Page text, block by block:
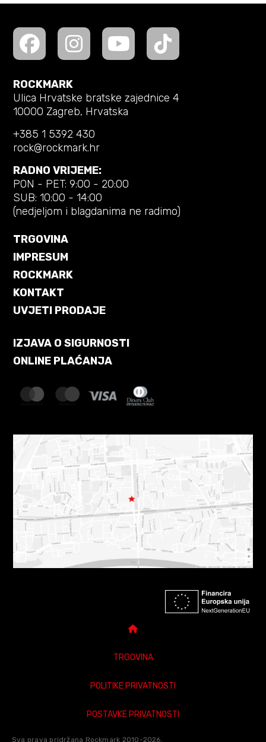
ROCKMARK
Ulica Hrvatske bratske zajednice 4
10000 Zagreb, Hrvatska
+385 1 5392 430
rock@rockmark.hr
RADNO VRIJEME:
PON - PET: 9:00 - 20:00
SUB: 10:00 - 14:00
(nedjeljom i blagdanima ne radimo)
TRGOVINA
IMPRESUM
ROCKMARK
KONTAKT
UVJETI PRODAJE
IZJAVA O SIGURNOSTI
ONLINE PLAĆANJA
TRGOVINA
POLITIKE PRIVATNOSTI
POSTAVKE PRIVATNOSTI
Sva prava pridržana Rockmark 2010-2026.